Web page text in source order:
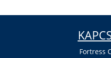
Fortress